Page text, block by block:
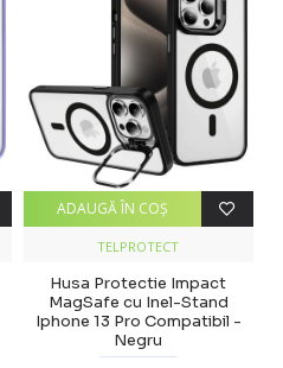
TELPROTECT
Husa Protectie Impact
MagSafe cu Inel-Stand
Iphone 13 Pro Compatibil -
Negru
ADAUGĂ ÎN COŞ